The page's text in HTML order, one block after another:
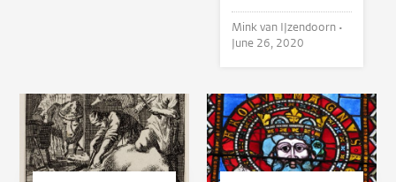
Mink van IJzendoorn •
June 26, 2020